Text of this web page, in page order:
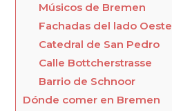
Músicos de Bremen
Fachadas del lado Oeste
Catedral de San Pedro
Calle Bottcherstrasse
Barrio de Schnoor
Dónde comer en Bremen